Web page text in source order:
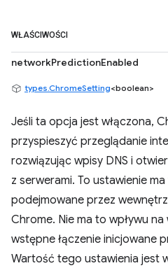
WŁAŚCIWOŚCI
networkPredictionEnabled
types.ChromeSetting<boolean>
Jeśli ta opcja jest włączona,
przyspieszyć przeglądanie
rozwiązując wpisy DNS i
z serwerami. To ustawienie
podejmowane przez
Chrome. Nie ma to wpływu
wstępne łączenie inicjowane
Wartość tego ustawienia jest